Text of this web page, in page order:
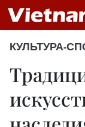
КУЛЬТУРА-